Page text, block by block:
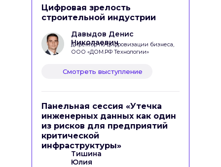
Цифровая зрелость
строительной индустрии
Давыдов Денис
Николаевич
директор по цифровизации бизнеса,
ООО «ДОМ.РФ Технологии»
Смотреть выступление
Панельная сессия «Утечка
инженерных данных как один
из рисков для предприятий
критической
инфраструктуры»
Тишина
Юлия